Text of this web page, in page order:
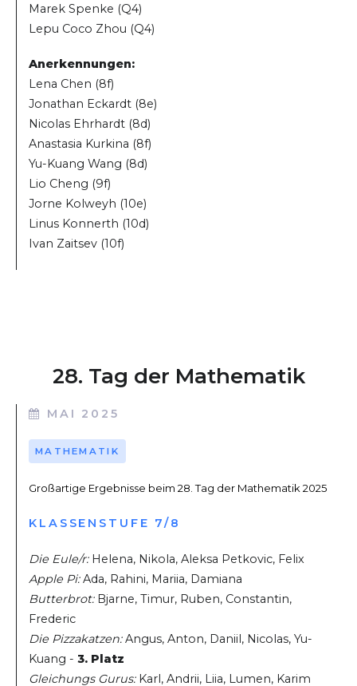
Marek Spenke (Q4)
Lepu Coco Zhou (Q4)
Anerkennungen:
Lena Chen (8f)
Jonathan Eckardt (8e)
Nicolas Ehrhardt (8d)
Anastasia Kurkina (8f)
Yu-Kuang Wang (8d)
Lio Cheng (9f)
Jorne Kolweyh (10e)
Linus Konnerth (10d)
Ivan Zaitsev (10f)
28. Tag der Mathematik
MAI 2025
MATHEMATIK
Großartige Ergebnisse beim 28. Tag der Mathematik 2025
KLASSENSTUFE 7/8
Die Eule/r:Helena, Nikola, Aleksa Petkovic, Felix
Apple Pi:Ada, Rahini, Mariia, Damiana
Butterbrot:Bjarne, Timur, Ruben, Constantin,
Frederic
Die Pizzakatzen:Angus, Anton, Daniil, Nicolas, Yu-
Kuang - 3. Platz
Gleichungs Gurus:Karl, Andrii, Liia, Lumen, Karim